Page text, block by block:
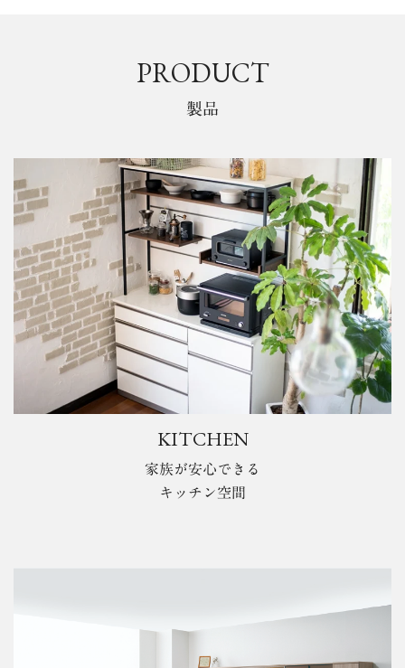
PRODUCT
製品
KITCHEN
家族が安心できる
キッチン空間